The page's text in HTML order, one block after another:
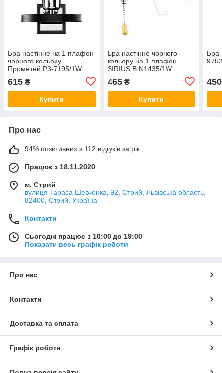
Бра настінне на 1 плафон
чорного кольору
Прометей P3-7195/1W
615 ₴
Купити
Бра настінне чорного
кольору на 1 плафон
SIRIUS B N1435/1W
465₴
Купити
Бра
450
Про нас
94% позитивних з 112 відгуків за рік
Працює з 18.11.2020
м. Стрий
вулиця Тараса Шевченка, 92, Стрий, Львівська область,
82400, Стрий, Україна
Контакти
Сьогодні працює з 10:00 до 19:00
Показати весь графік роботи
Про нас
Контакти
Доставка та оплата
Графік роботи